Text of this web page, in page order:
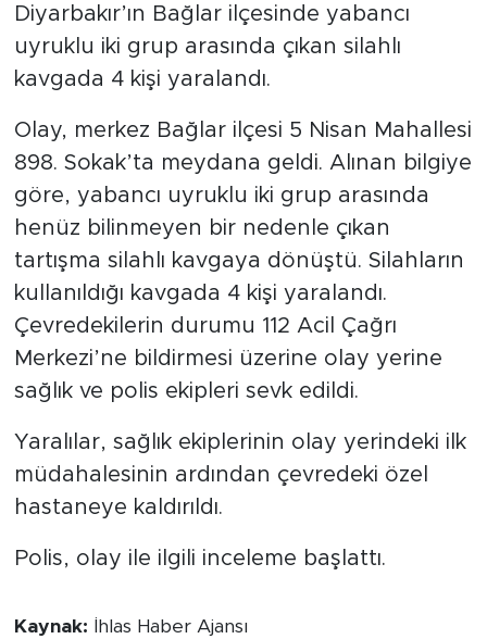
Diyarbakır’ın Bağlar ilçesinde yabancı
uyruklu iki grup arasında çıkan silahlı
kavgada 4 kişi yaralandı.
Olay, merkez Bağlar ilçesi 5 Nisan Mahallesi
898. Sokak’ta meydana geldi. Alınan bilgiye
göre, yabancı uyruklu iki grup arasında
henüz bilinmeyen bir nedenle çıkan
tartışma silahlı kavgaya dönüştü. Silahların
kullanıldığı kavgada 4 kişi yaralandı.
Çevredekilerin durumu 112 Acil Çağrı
Merkezi’ne bildirmesi üzerine olay yerine
sağlık ve polis ekipleri sevk edildi.
Yaralılar, sağlık ekiplerinin olay yerindeki ilk
müdahalesinin ardından çevredeki özel
hastaneye kaldırıldı.
Polis, olay ile ilgili inceleme başlattı.
Kaynak: İhlas Haber Ajansı